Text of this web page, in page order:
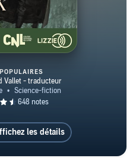
Primal Hunter 1. Une aventure
les détails